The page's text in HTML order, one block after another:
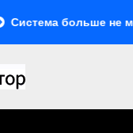
больше не монолитна